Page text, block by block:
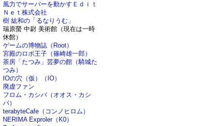
風力でサーバーを動かすＥｄｉｔ
Ｎｅｔ株式会社
樹 紘和の「るなりうむ」
瑞原螢 中尉 美術館（現在は一時
休館）
ゲームの博物誌（Root）
宮殿のロボ王子（篠崎雄一郎）
茶房「たつみ」芸夢の館（騎城た
つみ）
IOの穴（仮）（IO）
廃虚ファン
フロム・カシバ（オオス・カシ
バ）
terabyteCafe（コンノヒロム）
NERIMA Exproler（K0）